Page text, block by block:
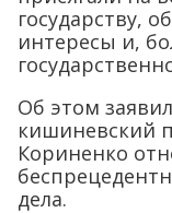
государству,
интересы и,
Об этом
кишиневский
Кориненко
дела.